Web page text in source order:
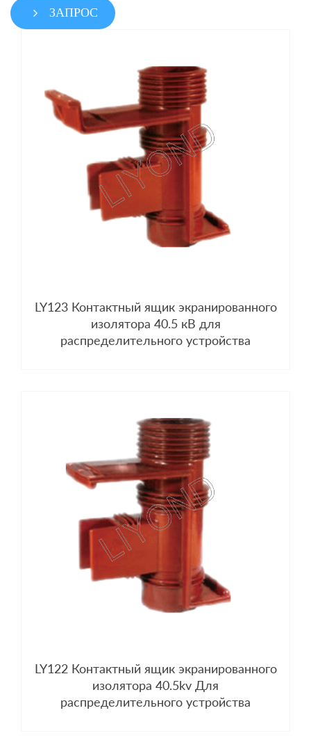
ЗАПРОС
LY123 Контактный ящик экранированного
изолятора 40.5 кВ для
распределительного устройства
LY122 Контактный ящик экранированного
изолятора 40.5kv Для
распределительного устройства